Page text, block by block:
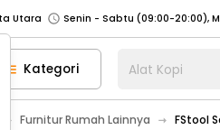
Utara
Barat
Senin - Jumat (07:00 -
Senin - Jumat (08:00 - 20:00),
Kategori Alat Kopi
Furnitur Rumah Lainnya FStool